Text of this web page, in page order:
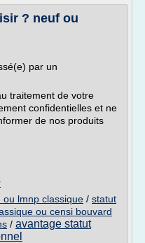
? neuf ou
par un
traitement de votre
confidentielles et ne
de nos produits
ou lmnp classique / statut
ou censi bouvard
/ avantage statut